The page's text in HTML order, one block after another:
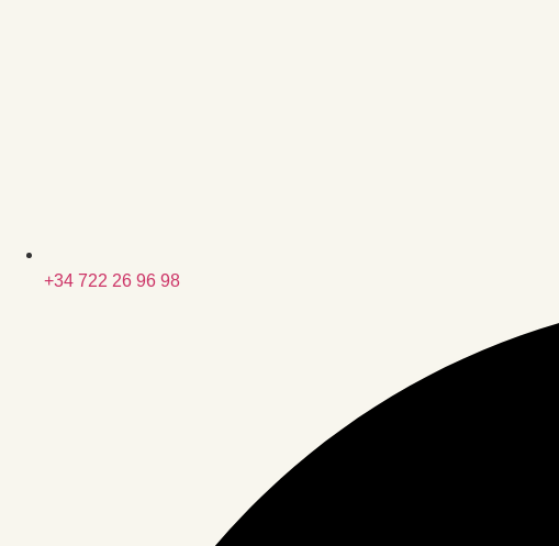
+34 722 26 96 98